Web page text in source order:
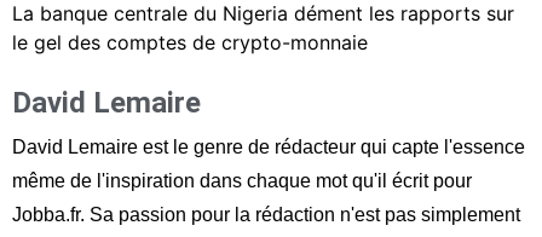
La banque centrale du Nigeria dément les rapports sur
le gel des comptes de crypto-monnaie
David Lemaire
David Lemaire est le genre de rédacteur qui capte l'essence
même de l'inspiration dans chaque mot qu'il écrit pour
Jobba.fr. Sa passion pour la rédaction n'est pas simplement